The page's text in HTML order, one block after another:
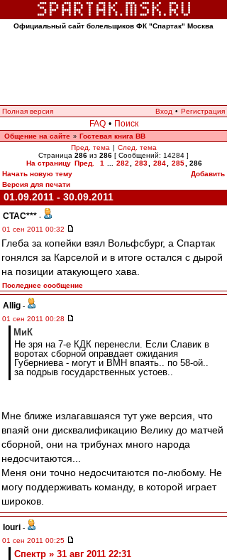
Официальный сайт болельщиков ФК "Спартак" Москва
Полная версия Вход • Регистрация
FAQ • Поиск
Общение на сайте » Гостевая книга ВВ
Пред. тема | След. тема
Страница 286 из 286 [ Сообщений: 14284 ]
На страницу Пред. 1 282 283 284 285
286
Начать новую тему
Добавить
Версия для печати
01.09.2011 - 30.09.2011
CTAC*** -
01 сен 2011 00:32
Глеба за копейки взял Вольфсбург, а Спартак
гонялся за Карселой и в итоге остался с дырой
на позиции атакующего хава.
Последнее сообщение
Allig -
01 сен 2011 00:28
МиК
Не зря на 7-е КДК перенесли. Если Славик в
воротах сборной оправдает ожидания
Губерниева - могут и ВМН впаять.. по 58-ой..
за подрыв государственных устоев..
Мне ближе излагавшаяся тут уже версия, что
впаяй они дисквалификацию Велику до матчей
сборной, они на трибунах много народа
недосчитаются...
Меня они точно недосчитаются по-любому. Не
могу поддерживать команду, в которой играет
широков.
Iouri -
01 сен 2011 00:25
Спектр » 31 авг 2011 22:31